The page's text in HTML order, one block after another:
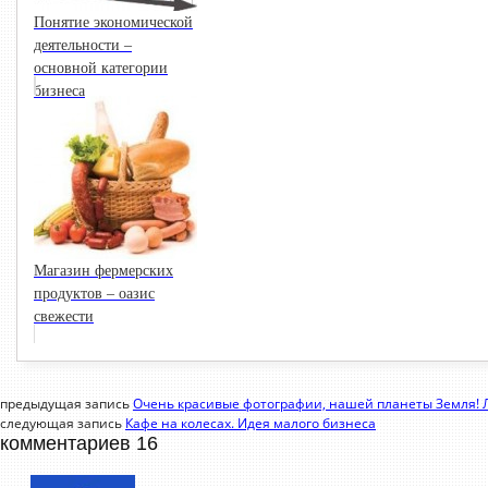
Понятие экономической
деятельности –
основной категории
бизнеса
Магазин фермерских
продуктов – оазис
свежести
предыдущая записьОчень красивые фотографии, нашей планеты Земля!
следующая запись Кафе на колесах. Идея малого бизнеса
комментариев 16